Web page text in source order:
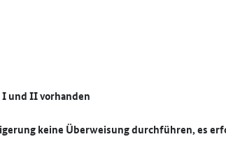
I und II vorhanden
keine Überweisung durchführen, es